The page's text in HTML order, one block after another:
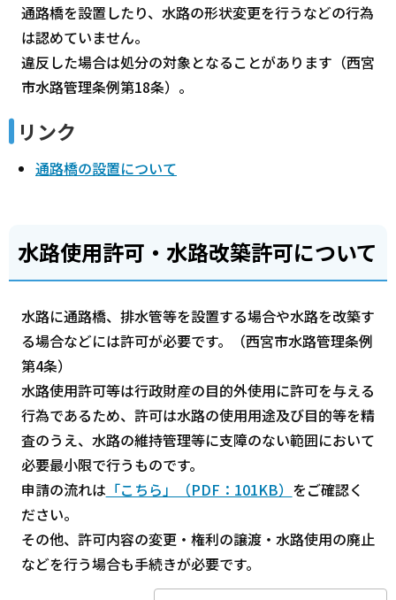
通路橋を設置したり、水路の形状変更を行うなどの行為
は認めていません。
違反した場合は処分の対象となることがあります（西宮
市水路管理条例第18条）。
リンク
通路橋の設置について
水路使用許可・水路改築許可について
水路に通路橋、排水管等を設置する場合や水路を改築す
る場合などには許可が必要です。（西宮市水路管理条例
第4条）
水路使用許可等は行政財産の目的外使用に許可を与える
行為であるため、許可は水路の使用用途及び目的等を精
査のうえ、水路の維持管理等に支障のない範囲において
必要最小限で行うものです。
申請の流れは 「こちら」（PDF：101KB） をご確認く
ださい。
その他、許可内容の変更・権利の譲渡・水路使用の廃止
などを行う場合も手続きが必要です。